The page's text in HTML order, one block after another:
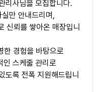
리사님을 모집합니다.
만 안내드리며,
신뢰를 쌓아온 매장입니
한 경험을 바탕으로
인 스케줄 관리로
도록 전폭 지원해드립니